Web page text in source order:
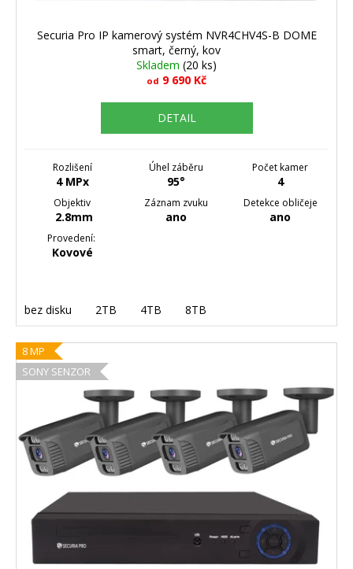
Securia Pro IP kamerový systém NVR4CHV4S-B DOME
smart, černý, kov
Skladem (20 ks)
od 9 690 Kč
DETAIL
Rozlišení
4 MPx
Úhel záběru
95°
Počet kamer
4
Objektiv
2.8mm
Záznam zvuku
ano
Detekce obličeje
ano
Provedení:
Kovové
bez disku 2TB 4TB 8TB
8 MP
SONY SENZOR